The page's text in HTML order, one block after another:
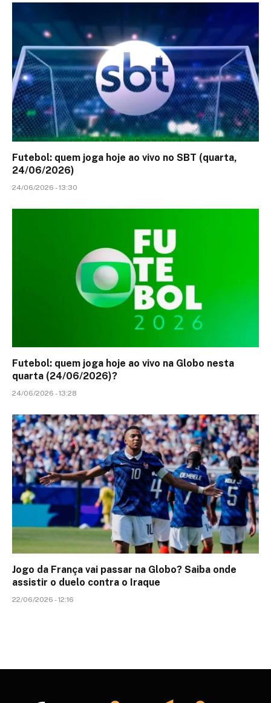
Futebol: quem joga hoje ao vivo no SBT (quarta,
24/06/2026)
24/06/2026 - 13:30
Futebol: quem joga hoje ao vivo na Globo nesta
quarta (24/06/2026)?
24/06/2026 - 13:28
Jogo da França vai passar na Globo? Saiba onde
assistir o duelo contra o Iraque
22/06/2026 - 12:16